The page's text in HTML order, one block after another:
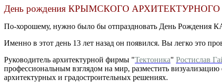
День рождения КРЫМСКОГО
По-хорошему, нужно было бы отпраздновать День Рождения
Именно в этот день 13 лет назад он появился. Вы легко это
Руководитель архитектурной фирмы "Тектоника" Ростислав
профессиональным взглядом на мир, разместить
архитектурных и градостроительных решениях.